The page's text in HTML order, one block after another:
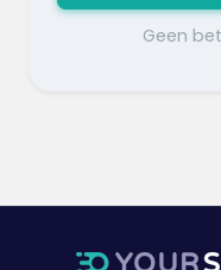
Geen